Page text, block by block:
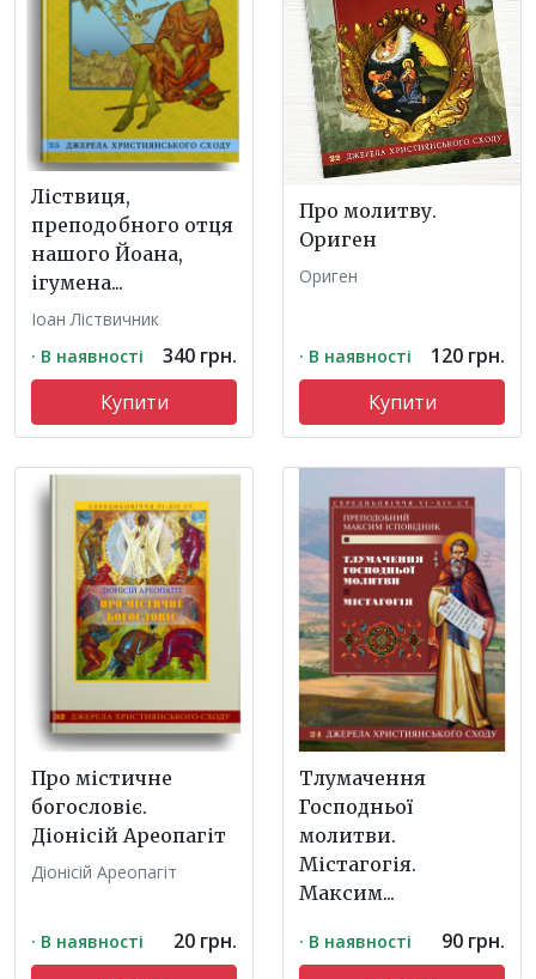
Ліствиця,
преподобного отця
нашого Йоана,
ігумена...
Іоан Ліствичник
· В наявності
340 грн.
Купити
Про молитву.
Ориген
Ориген
· В наявності
120 грн.
Купити
Про містичне
богословіє.
Діонісій Ареопагіт
Діонісій Ареопагіт
· В наявності
20 грн.
Тлумачення
Господньої
молитви.
Містагогія.
Максим...
· В наявності
90 грн.